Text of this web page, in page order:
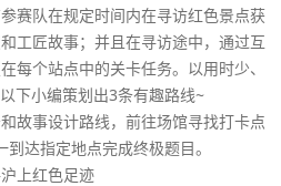
赛队在规定时间内在寻访红色景点获
工匠故事；并且在寻访途中，通过互
每个站点中的关卡任务。以用时少、
下小编策划出3条有趣路线~
故事设计路线，前往场馆寻找打卡点
达指定地点完成终极题目。
上红色足迹